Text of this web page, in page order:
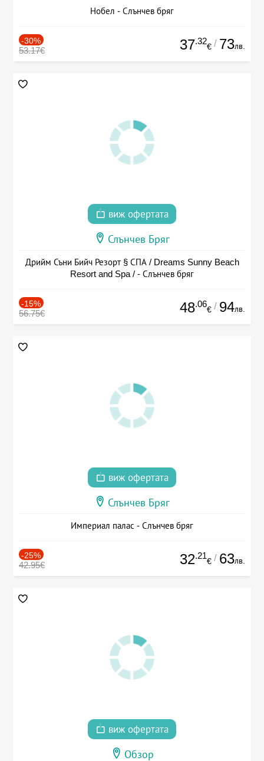
Нобел - Слънчев бряг
-30%
53.17€ 37.32
€ / 73лв.
виж офертата
Слънчев Бряг
Дрийм Съни Бийч Резорт § СПА / Dreams Sunny Beach
Resort and Spa / - Слънчев бряг
-15%
56.75€ 48.06
€ / 94лв.
виж офертата
Слънчев Бряг
Империал палас - Слънчев бряг
-25%
42.95€ 32.21
€ / 63лв.
виж офертата
Обзор